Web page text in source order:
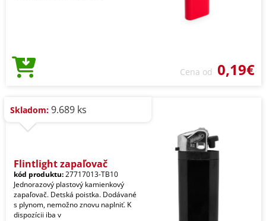
Cena od 0,19€
Skladom: 9.689 ks
Flintlight zapaľovač
kód produktu:27717013-TB10
Jednorazový plastový kamienkový
zapaľovač. Detská poistka. Dodávané
s plynom, nemožno znovu naplniť. K
dispozícii iba v